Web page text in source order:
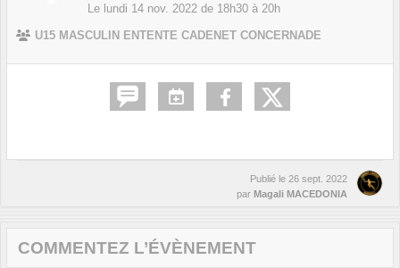
Le lundi 14 nov. 2022 de 18h30 à 20h
U15 MASCULIN ENTENTE CADENET CONCERNADE
Publié le 26 sept. 2022
par Magali MACEDONIA
COMMENTEZ L’ÉVÈNEMENT